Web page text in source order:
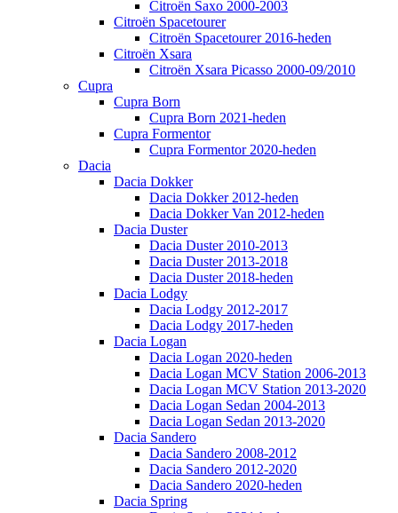
Citroën Saxo 2000-2003
Citroën Spacetourer
Citroën Spacetourer 2016-heden
Citroën Xsara
Citroën Xsara Picasso 2000-09/2010
Cupra
Cupra Born
Cupra Born 2021-heden
Cupra Formentor
Cupra Formentor 2020-heden
Dacia
Dacia Dokker
Dacia Dokker 2012-heden
Dacia Dokker Van 2012-heden
Dacia Duster
Dacia Duster 2010-2013
Dacia Duster 2013-2018
Dacia Duster 2018-heden
Dacia Lodgy
Dacia Lodgy 2012-2017
Dacia Lodgy 2017-heden
Dacia Logan
Dacia Logan 2020-heden
Dacia Logan MCV Station 2006-2013
Dacia Logan MCV Station 2013-2020
Dacia Logan Sedan 2004-2013
Dacia Logan Sedan 2013-2020
Dacia Sandero
Dacia Sandero 2008-2012
Dacia Sandero 2012-2020
Dacia Sandero 2020-heden
Dacia Spring